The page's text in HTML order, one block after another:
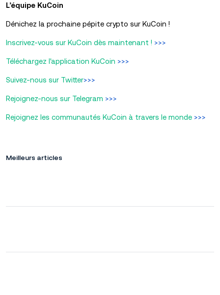
L’équipe KuCoin
Dénichez la prochaine pépite crypto sur KuCoin !
Inscrivez-vous sur KuCoin dès maintenant ! >>>
Téléchargez l'application KuCoin >>>
Suivez-nous sur Twitter>>>
Rejoignez-nous sur Telegram >>>
Rejoignez les communautés KuCoin à travers le monde >>>
Meilleurs articles